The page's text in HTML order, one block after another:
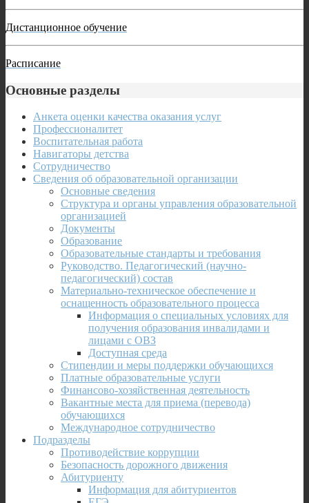
Дистанционное обучение
Расписание
Основные разделы
Анкета оценки качества оказания услуг
Профессионалитет
Воспитательная работа
Навигаторы детства
Сотрудничество
Сведения об образовательной организации
Основные сведения
Структура и органы управления образовательной
организацией
Документы
Образование
Образовательные стандарты и требования
Руководство. Педагогический (научно-
педагогический) состав
Материально-техническое обеспечение и
оснащенность образовательного процесса
Информация о специальных условиях для
получения образования инвалидами и
лицами с ОВЗ
Доступная среда
Стипендии и меры поддержки обучающихся
Платные образовательные услуги
Финансово-хозяйственная деятельность
Вакантные места для приема (перевода)
обучающихся
Международное сотрудничество
Подразделы
Противодействие коррупции
Безопасность дорожного движения
Абитуриенту
Информация для абитуриентов